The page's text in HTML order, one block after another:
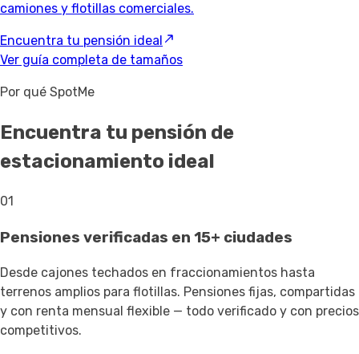
camiones y flotillas comerciales.
Encuentra tu pensión ideal
Ver guía completa de tamaños
Por qué SpotMe
Encuentra tu pensión de
estacionamiento ideal
01
Pensiones verificadas en 15+ ciudades
Desde cajones techados en fraccionamientos hasta
terrenos amplios para flotillas. Pensiones fijas, compartidas
y con renta mensual flexible — todo verificado y con precios
competitivos.